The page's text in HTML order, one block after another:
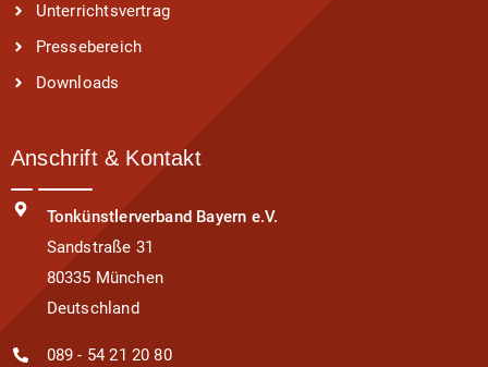
Unterrichtsvertrag
Pressebereich
Downloads
Anschrift & Kontakt
Tonkünstlerverband Bayern e.V.
Sandstraße 31
80335 München
Deutschland
089 - 54 21 20 80